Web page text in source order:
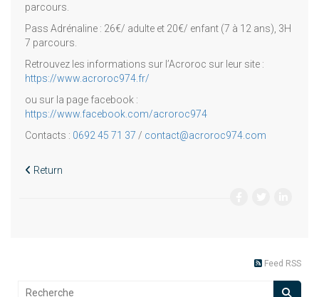
parcours.
Pass Adrénaline : 26€/ adulte et 20€/ enfant (7 à 12 ans), 3H
7 parcours.
Retrouvez les informations sur l’Acroroc sur leur site :
https://www.acroroc974.fr/
ou sur la page facebook :
https://www.facebook.com/acroroc974
Contacts : 0692 45 71 37 / contact@acroroc974.com
Return
Feed RSS